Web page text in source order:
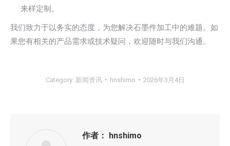
来样定制。
我们致力于以务实的态度，为您解决石墨件加工中的难题。如
果您有相关的产品需求或技术疑问，欢迎随时与我们沟通。
Category: 新闻资讯 hnshimo 2026年3月4日
作者： hnshimo